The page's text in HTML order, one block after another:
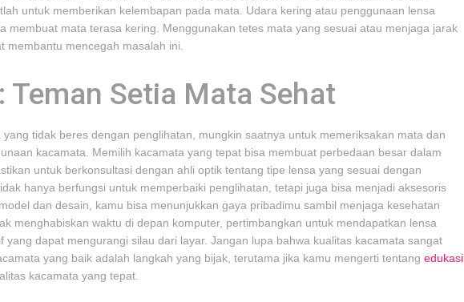
untuk memberikan kelembapan pada mata. Udara kering atau penggunaan lensa
membuat mata terasa kering. Menggunakan tetes mata yang sesuai atau menjaga jarak
membantu mencegah masalah ini.
Teman Setia Mata Sehat
tidak beres dengan penglihatan, mungkin saatnya untuk memeriksakan mata dan
kacamata. Memilih kacamata yang tepat bisa membuat perbedaan besar dalam
untuk berkonsultasi dengan ahli optik tentang tipe lensa yang sesuai dengan
hanya berfungsi untuk memperbaiki penglihatan, tetapi juga bisa menjadi aksesoris
dan desain, kamu bisa menunjukkan gaya pribadimu sambil menjaga kesehatan
menghabiskan waktu di depan komputer, pertimbangkan untuk mendapatkan lensa
yang dapat mengurangi silau dari layar. Jangan lupa bahwa kualitas kacamata sangat
yang baik adalah langkah yang bijak, terutama jika kamu mengerti tentang edukasi
kacamata yang tepat.